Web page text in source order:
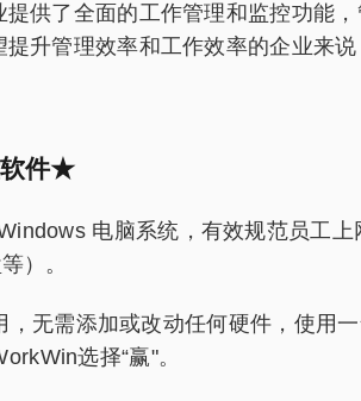
供了全面的工作管理和监控功能
升管理效率和工作效率的企业来
件★
电脑系统，有效规范员工
）。
无需添加或改动任何硬件，使用
选择“赢"。